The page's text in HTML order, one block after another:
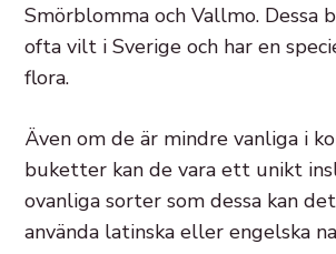
Smörblomma och Vallmo. Dessa
ofta vilt i Sverige och har en
flora.
Även om de är mindre vanliga i
buketter kan de vara ett unikt
ovanliga sorter som dessa kan
använda latinska eller engelska